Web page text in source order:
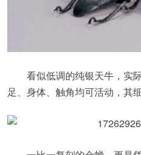
看似低调的纯银天牛，实
足、身体、触角均可活动，其